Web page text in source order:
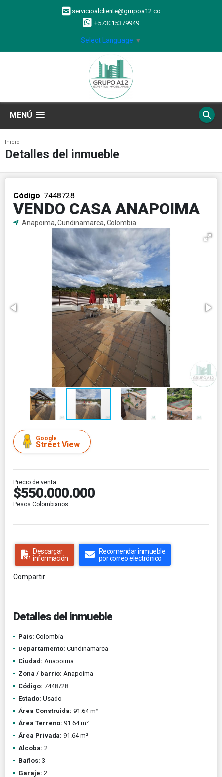
servicioalcliente@grupoa12.co
+573015379949
Select Language ▼
MENÚ
Inicio
Detalles del inmueble
Código. 7448728
VENDO CASA ANAPOIMA
Anapoima, Cundinamarca, Colombia
Google
Street View
Precio de venta
$550.000.000
Pesos Colombianos
Descargar
información
Recomendar inmueble
por correo electrónico
Compartir
Detalles del inmueble
País: Colombia
Departamento: Cundinamarca
Ciudad: Anapoima
Zona / barrio: Anapoima
Código: 7448728
Estado: Usado
Área Construida: 91.64 m²
Área Terreno: 91.64 m²
Área Privada: 91.64 m²
Alcoba: 2
Baños: 3
Garaje: 2